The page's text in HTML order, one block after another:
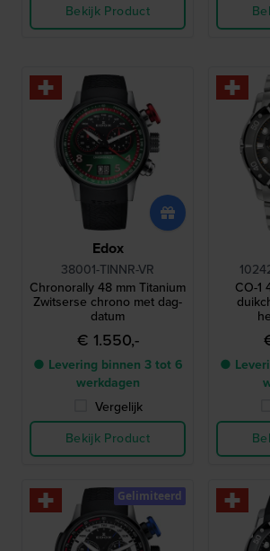
Bekijk Product
Edox
38001-TINNR-VR
Chronorally 48 mm Titanium
Zwitserse chrono met dag-
datum
€ 1.550,-
● Levering binnen 3 tot 6
werkdagen
Vergelijk
Bekijk Product
CO-1
●
Gelimiteerd